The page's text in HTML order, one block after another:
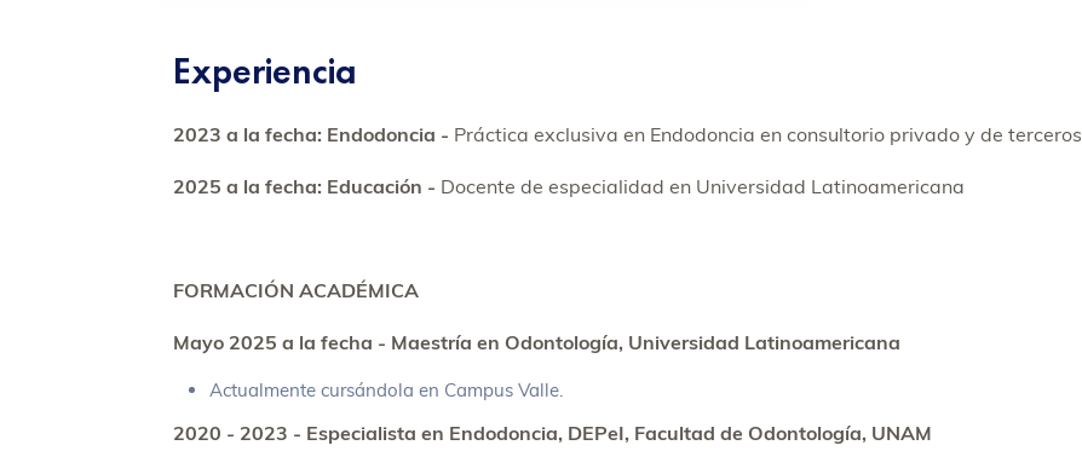
Experiencia
2023 a la fecha: Endodoncia - Práctica exclusiva en Endodoncia en consultorio privado y de terceros
2025 a la fecha: Educación - Docente de especialidad en Universidad Latinoamericana
FORMACIÓN ACADÉMICA
Mayo 2025 a la fecha - Maestría en Odontología, Universidad Latinoamericana
Actualmente cursándola en Campus Valle.
2020 - 2023 - Especialista en Endodoncia, DEPeI, Facultad de Odontología, UNAM